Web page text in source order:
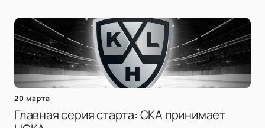
20 марта
Главная серия старта: СКА принимает